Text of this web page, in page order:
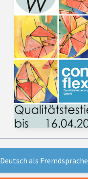
Deutsch als Fremdsprache